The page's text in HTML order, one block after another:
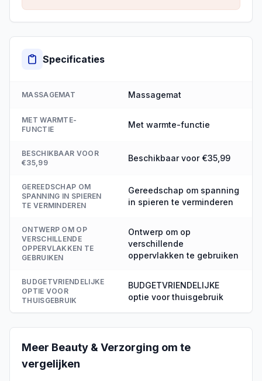
Specificaties
MASSAGEMAT Massagemat
MET WARMTE-
FUNCTIE
Met warmte-functie
BESCHIKBAAR VOOR
€35,99
Beschikbaar voor €35,99
GEREEDSCHAP OM
SPANNING IN SPIEREN
TE VERMINDEREN
Gereedschap om spanning
in spieren te verminderen
ONTWERP OM OP
VERSCHILLENDE
OPPERVLAKKEN TE
GEBRUIKEN
Ontwerp om op
verschillende
oppervlakken te gebruiken
BUDGETVRIENDELIJKE
OPTIE VOOR
THUISGEBRUIK
BUDGETVRIENDELIJKE
optie voor thuisgebruik
Meer Beauty & Verzorging om te
vergelijken